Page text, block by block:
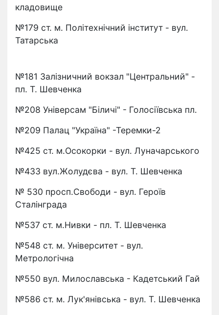
кладовище
№179 ст. м. Політехнічний інститут - вул.
Татарська
№181 Залізничний вокзал "Центральний" -
пл. Т. Шевченка
№208 Універсам "Біличі" - Голосіївська пл.
№209 Палац "Україна" -Теремки-2
№425 ст. м.Осокорки - вул. Луначарського
№433 вул.Жолудєва - вул. Т. Шевченка
№ 530 просп.Свободи - вул. Героїв
Сталінграда
№537 ст. м.Нивки - пл. Т. Шевченка
№548 ст. м. Університет - вул.
Метрологічна
№550 вул. Милославська - Кадетський Гай
№586 ст. м. Лук'янівська - вул. Т. Шевченка